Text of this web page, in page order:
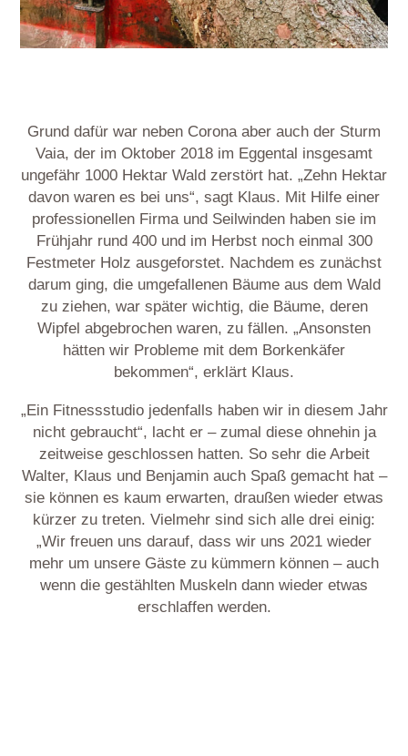
Grund dafür war neben Corona aber auch der Sturm
Vaia, der im Oktober 2018 im Eggental insgesamt
ungefähr 1000 Hektar Wald zerstört hat. „Zehn Hektar
davon waren es bei uns“, sagt Klaus. Mit Hilfe einer
professionellen Firma und Seilwinden haben sie im
Frühjahr rund 400 und im Herbst noch einmal 300
Festmeter Holz ausgeforstet. Nachdem es zunächst
darum ging, die umgefallenen Bäume aus dem Wald
zu ziehen, war später wichtig, die Bäume, deren
Wipfel abgebrochen waren, zu fällen. „Ansonsten
hätten wir Probleme mit dem Borkenkäfer
bekommen“, erklärt Klaus.
„Ein Fitnessstudio jedenfalls haben wir in diesem Jahr
nicht gebraucht“, lacht er – zumal diese ohnehin ja
zeitweise geschlossen hatten. So sehr die Arbeit
Walter, Klaus und Benjamin auch Spaß gemacht hat –
sie können es kaum erwarten, draußen wieder etwas
kürzer zu treten. Vielmehr sind sich alle drei einig:
„Wir freuen uns darauf, dass wir uns 2021 wieder
mehr um unsere Gäste zu kümmern können – auch
wenn die gestählten Muskeln dann wieder etwas
erschlaffen werden.